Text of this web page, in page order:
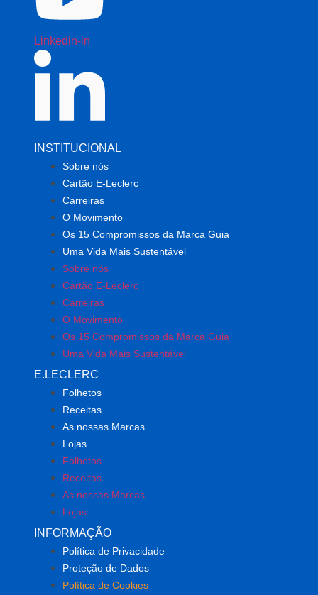
Linkedin-in
INSTITUCIONAL
Sobre nós
Cartão E-Leclerc
Carreiras
O Movimento
Os 15 Compromissos da Marca Guia
Uma Vida Mais Sustentável
Sobre nós
Cartão E-Leclerc
Carreiras
O Movimento
Os 15 Compromissos da Marca Guia
Uma Vida Mais Sustentável
E.LECLERC
Folhetos
Receitas
As nossas Marcas
Lojas
Folhetos
Receitas
As nossas Marcas
Lojas
INFORMAÇÃO
Política de Privacidade
Proteção de Dados
Política de Cookies